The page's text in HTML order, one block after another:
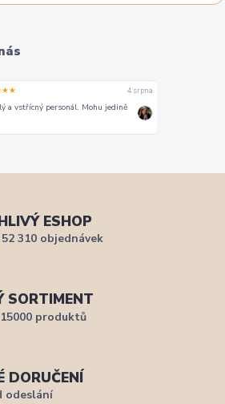
4. srpna
a vstřícný personál. Mohu jedině
ESHOP
310 objednávek
SORTIMENT
produktů
DORUČENÍ
odeslání